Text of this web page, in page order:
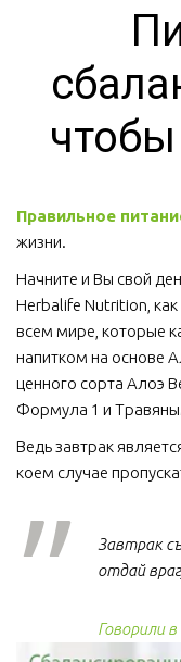
Правильное
жизни.
Начните и Вы свой
Herbalife Nutrition,
всем мире, которые
напитком на основе
ценного сорта Алоэ
Формула 1 и
Ведь завтрак
коем случае
Завтрак
отдай
Говорили